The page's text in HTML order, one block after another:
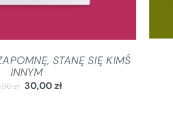
STANĘ SIĘ KIMŚ
INNYM
zł 30,00zł